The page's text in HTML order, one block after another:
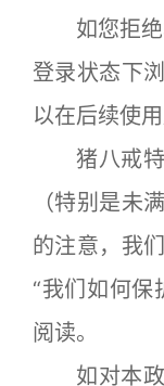
如您拒绝
登录状态下
以在后续使
猪八戒特
（特别是未
的注意，我
“我们如何保
阅读。
如对本政